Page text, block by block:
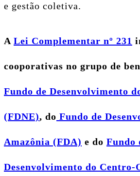
e gestão coletiva.
A Lei Complementar nº 231
cooporativas no grupo de
Fundo de Desenvolvimento
(FDNE), do Fundo de
Amazônia (FDA) e do Fundo
Desenvolvimento do Centro-